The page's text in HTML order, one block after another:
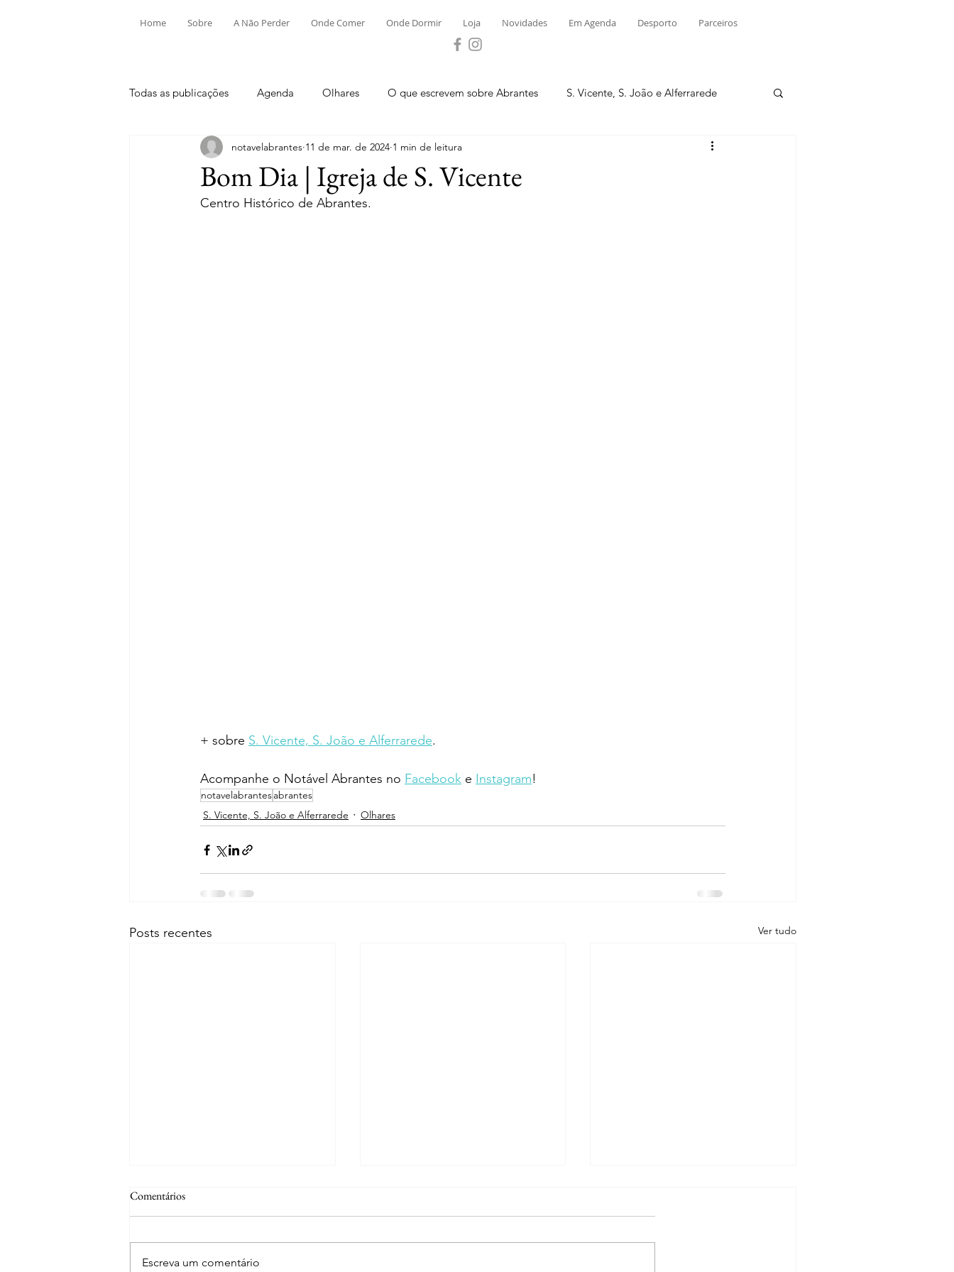
Home Sobre A Não Perder Onde Comer Onde Dormir Loja Novidades Em Agenda Desporto Parceiros
Todas as publicações Agenda Olhares O que escrevem sobre Abrantes S. Vicente, S. João e Alferrarede
Aldeia do Mato e Souto Alvega e Concavada Bemposta
Mouriscas Pego Rio de Moinhos
Bom Dia | Igreja de S. Vicente
notavelabrantes 11 de mar. de 2024 1 min de leitura
Centro Histórico de Abrantes.
+ sobre S. Vicente, S. João e Alferrarede.
Acompanhe o Notável Abrantes no Facebook e Instagram!
notavelabrantesabrantes
S. Vicente, S. João e Alferrarede
Olhares
Posts recentes Ver tudo
Comentários
Escreva um comentário